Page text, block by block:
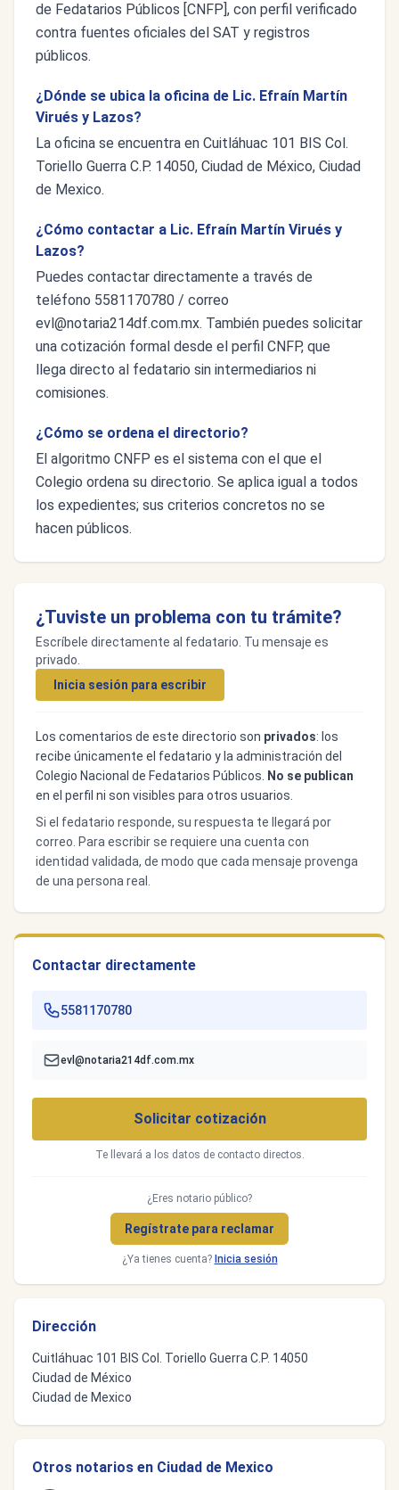
de Fedatarios Públicos [CNFP], con perfil verificado
contra fuentes oficiales del SAT y registros
públicos.
¿Dónde se ubica la oficina de Lic. Efraín Martín
Virués y Lazos?
La oficina se encuentra en Cuitláhuac 101 BIS Col.
Toriello Guerra C.P. 14050, Ciudad de México, Ciudad
de Mexico.
¿Cómo contactar a Lic. Efraín Martín Virués y
Lazos?
Puedes contactar directamente a través de
teléfono 5581170780 / correo
evl@notaria214df.com.mx. También puedes solicitar
una cotización formal desde el perfil CNFP, que
llega directo al fedatario sin intermediarios ni
comisiones.
¿Cómo se ordena el directorio?
El algoritmo CNFP es el sistema con el que el
Colegio ordena su directorio. Se aplica igual a todos
los expedientes; sus criterios concretos no se
hacen públicos.
¿Tuviste un problema con tu trámite?
Escríbele directamente al fedatario. Tu mensaje es
privado.
Inicia sesión para escribir
Los comentarios de este directorio son privados: los
recibe únicamente el fedatario y la administración del
Colegio Nacional de Fedatarios Públicos.
No se publican
en el perfil ni son visibles para otros usuarios.
Si el fedatario responde, su respuesta te llegará por
correo. Para escribir se requiere una cuenta con
identidad validada, de modo que cada mensaje provenga
de una persona real.
Contactar directamente
5581170780
evl@notaria214df.com.mx
Solicitar cotización
Te llevará a los datos de contacto directos.
¿Eres notario público?
Regístrate para reclamar
¿Ya tienes cuenta? Inicia sesión
Dirección
Cuitláhuac 101 BIS Col. Toriello Guerra C.P. 14050
Ciudad de México
Ciudad de Mexico
Otros notarios en Ciudad de Mexico